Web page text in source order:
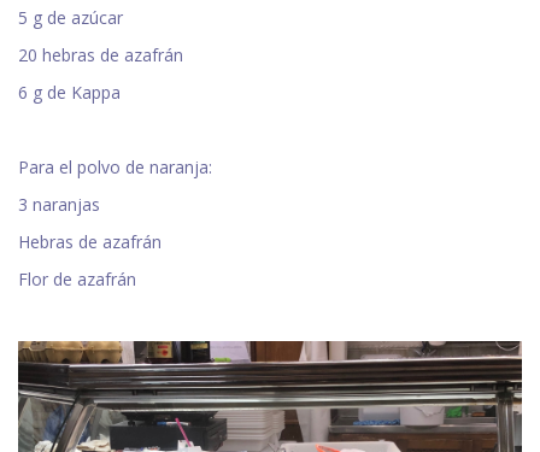
5 g de azúcar
20 hebras de azafrán
6 g de Kappa
Para el polvo de naranja:
3 naranjas
Hebras de azafrán
Flor de azafrán